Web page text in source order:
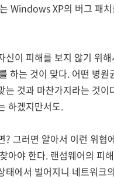
Windows XP의 버그 패
신이 피해를 보지 않기 위
하는 것이 맞다. 어떤 병원
는 것과 마찬가지라는 것이
하겠지만서도.
? 그러면 알아서 이런 위협
아야 한다. 랜섬웨어의 피
태에서 벌어지니 네트워크